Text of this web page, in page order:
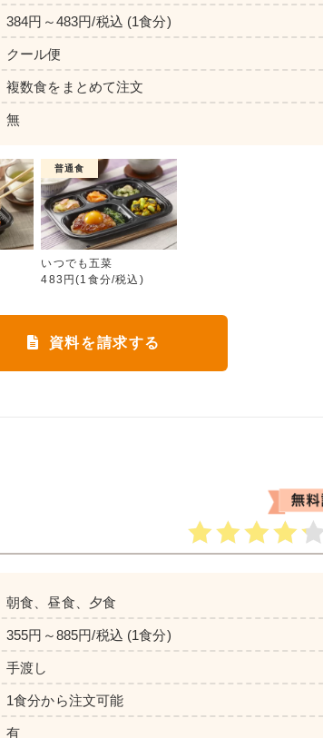
いつでも三菜
384円～483円/税込 (1食分)
クール便
複数食をまとめて注文
無
普通食
いつでも五菜
483円(1食分/税込)
資料を請求する
朝食、昼食、夕食
355円～885円/税込 (1食分)
手渡し
1食分から注文可能
有